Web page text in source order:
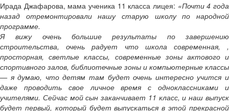
Ирада Джафарова, мама ученика 11 класса лицея: «Почти 4 года
назад отремонтировали нашу старую школу по народной
программе.
Я вижу очень большие результаты по завершению
строительства, очень радует что школа современная, ,
просторная, светлые классы, современные зоны актового и
спортивного залов, библиотечные зоны и компьютерные классы
— я думаю, что детям там будет очень интересно учится и
даже проводить свое личное время с одноклассниками и
учителями. Сейчас мой сын заканчивает 11 класс, и наш выпуск
будет первый, который будет выпускаться в этой прекрасной